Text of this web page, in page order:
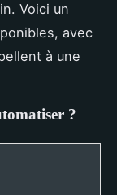
Voici un
avec
à une
?